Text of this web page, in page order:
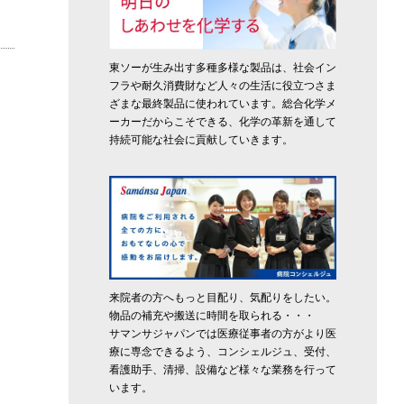
東ソーが生み出す多種多様な製品は、社会イン
フラや耐久消費財など人々の生活に役立つさま
ざまな最終製品に使われています。総合化学メ
ーカーだからこそできる、化学の革新を通して
持続可能な社会に貢献していきます。
来院者の方へもっと目配り、気配りをしたい。
物品の補充や搬送に時間を取られる・・・
サマンサジャパンでは医療従事者の方がより医
療に専念できるよう、コンシェルジュ、受付、
看護助手、清掃、設備など様々な業務を行って
います。